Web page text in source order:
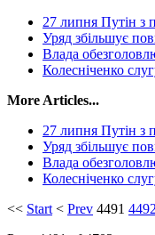
27 липня Путін з
Уряд збільшує
Влада
Колесніченко
More Articles...
27 липня Путін з
Уряд збільшує
Влада
Колесніченко
<< Start < Prev 4491 4492